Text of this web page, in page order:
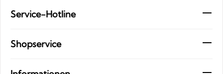
Service-Hotline
Shopservice